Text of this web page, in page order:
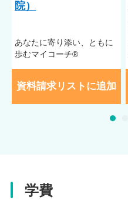
院）
あなたに寄り添い、ともに
歩むマイコーチ®
資料請求リストに追加
学費